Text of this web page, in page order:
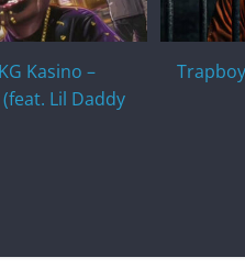
Kasino –
Lil Daddy